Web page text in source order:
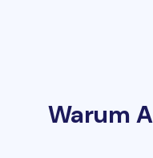
Warum